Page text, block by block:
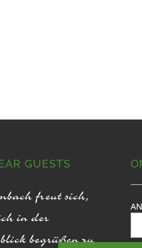
GUESTS
freut sich,
in der
begrüßen zu